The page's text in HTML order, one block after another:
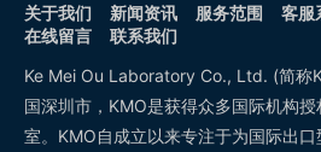
关于我们 新闻资讯 服务范围 客服
在线留言
联系我们
Ke Mei Ou Laboratory Co., Ltd. (简称
国深圳市，KMO是获得众多国际机构
室。KMO自成立以来专注于为国际出